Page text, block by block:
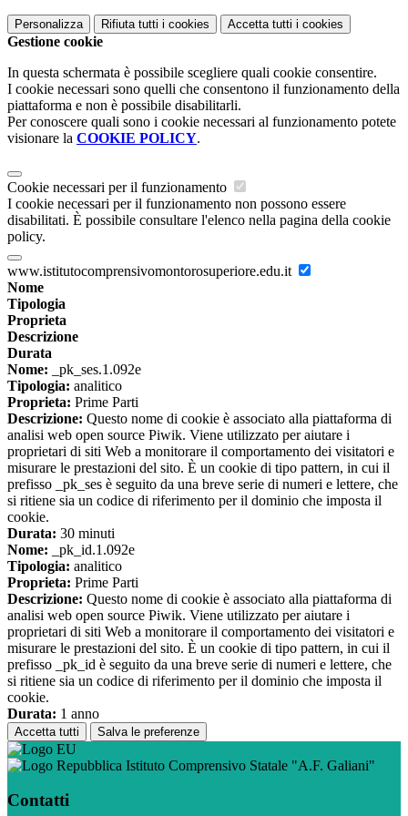
Personalizza Rifiuta tutti i cookies Accetta tutti i cookies
Gestione cookie
In questa schermata è possibile scegliere quali cookie consentire.
I cookie necessari sono quelli che consentono il funzionamento della
piattaforma e non è possibile disabilitarli.
Per conoscere quali sono i cookie necessari al funzionamento potete
visionare la COOKIE POLICY.
Cookie necessari per il funzionamento
I cookie necessari per il funzionamento non possono essere
disabilitati. È possibile consultare l'elenco nella pagina della cookie
policy.
www.istitutocomprensivomontorosuperiore.edu.it
Nome
Tipologia
Proprieta
Descrizione
Durata
Nome: _pk_ses.1.092e
Tipologia: analitico
Proprieta: Prime Parti
Descrizione: Questo nome di cookie è associato alla piattaforma di
analisi web open source Piwik. Viene utilizzato per aiutare i
proprietari di siti Web a monitorare il comportamento dei visitatori e
misurare le prestazioni del sito. È un cookie di tipo pattern, in cui il
prefisso _pk_ses è seguito da una breve serie di numeri e lettere, che
si ritiene sia un codice di riferimento per il dominio che imposta il
cookie.
Durata: 30 minuti
Nome: _pk_id.1.092e
Tipologia: analitico
Proprieta: Prime Parti
Descrizione: Questo nome di cookie è associato alla piattaforma di
analisi web open source Piwik. Viene utilizzato per aiutare i
proprietari di siti Web a monitorare il comportamento dei visitatori e
misurare le prestazioni del sito. È un cookie di tipo pattern, in cui il
prefisso _pk_id è seguito da una breve serie di numeri e lettere, che
si ritiene sia un codice di riferimento per il dominio che imposta il
cookie.
Durata: 1 anno
Accetta tutti Salva le preferenze
Istituto Comprensivo Statale "A.F. Galiani"
Contatti